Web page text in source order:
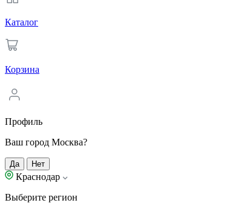
Каталог
Корзина
Профиль
Ваш город Москва?
Да Нет
Краснодар
Выберите регион